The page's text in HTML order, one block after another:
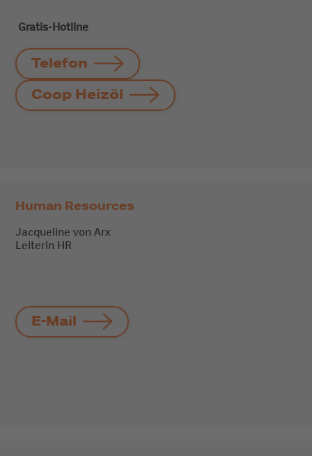
Gratis-Hotline
Telefon
Coop Heizöl
Human Resources
Jacqueline von Arx
Leiterin HR
E-Mail